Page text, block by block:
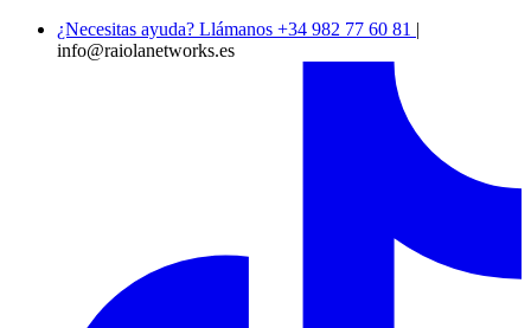
¿Necesitas ayuda? Llámanos +34 982 77 60 81 |
info@raiolanetworks.es